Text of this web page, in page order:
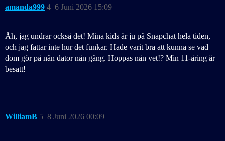
amanda999 6 Juni 2026 15:09
4
Åh, jag undrar också det! Mina kids är ju på Snapchat hela tiden,
och jag fattar inte hur det funkar. Hade varit bra att kunna se vad
dom gör på nån dator nån gång. Hoppas nån vet!? Min 11-åring är
besatt!
WilliamB 8 Juni 2026 00:09
5